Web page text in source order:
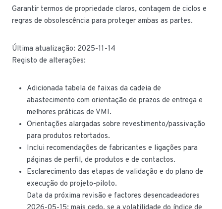
Garantir termos de propriedade claros, contagem de ciclos e
regras de obsolescência para proteger ambas as partes.
Última atualização: 2025-11-14
Registo de alterações:
Adicionada tabela de faixas da cadeia de
abastecimento com orientação de prazos de entrega e
melhores práticas de VMI.
Orientações alargadas sobre revestimento/passivação
para produtos retortados.
Inclui recomendações de fabricantes e ligações para
páginas de perfil, de produtos e de contactos.
Esclarecimento das etapas de validação e do plano de
execução do projeto-piloto.
Data da próxima revisão e factores desencadeadores